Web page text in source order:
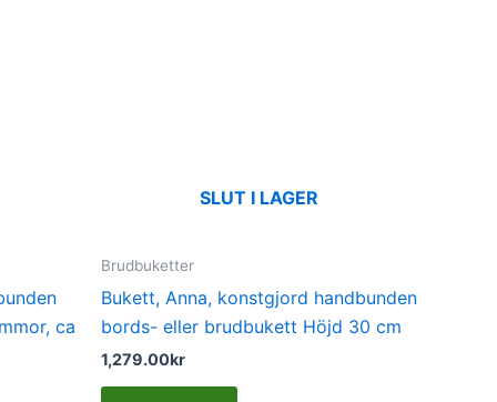
ca
SLUT I LAGER
Brudbuketter
Bukett, Anna, konstgjord handbunden
bords- eller brudbukett Höjd 30 cm
1,279.00kr